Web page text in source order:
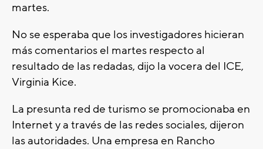
martes.
No se esperaba que los investigadores hicieran
más comentarios el martes respecto al
resultado de las redadas, dijo la vocera del ICE,
Virginia Kice.
La presunta red de turismo se promocionaba en
Internet y a través de las redes sociales, dijeron
las autoridades. Una empresa en Rancho